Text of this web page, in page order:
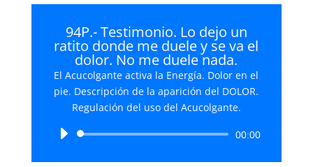
94P.- Testimonio. Lo dejo un
ratito donde me duele y se va el
dolor. No me duele nada.
El Acucolgante activa la Energía. Dolor en el
pie. Descripción de la aparición del DOLOR.
Regulación del uso del Acucolgante.
Reproductor
00:00